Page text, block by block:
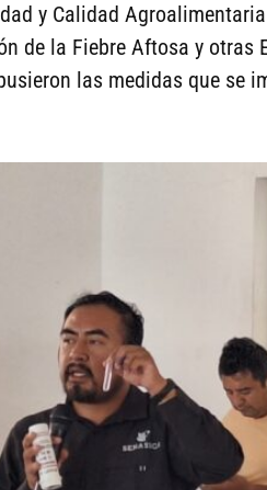
y Calidad
de la Fiebre Aftosa y otras
las medidas que se